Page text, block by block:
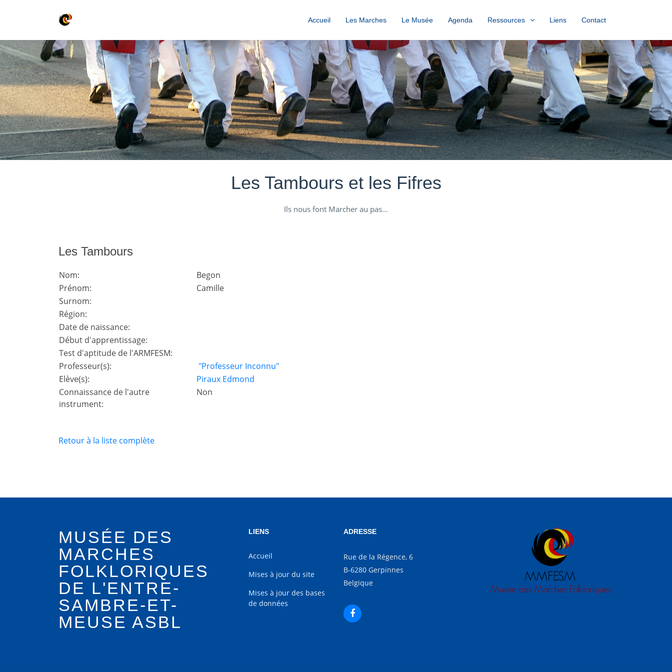
Accueil Les Marches Le Musée Agenda Ressources Liens Contact
Les Tambours et les Fifres
Ils nous font Marcher au pas...
Les Tambours
Nom:
Begon
Prénom:
Camille
Surnom:
Région:
Date de naissance:
Début d'apprentissage:
Test d'aptitude de l'ARMFESM:
Professeur(s):
"Professeur Inconnu"
Elève(s):
Piraux Edmond
Connaissance de l'autre
instrument:
Non
Retour à la liste complète
MUSÉE DES
MARCHES
FOLKLORIQUES
DE L'ENTRE-
SAMBRE-ET-
MEUSE ASBL
LIENS
Accueil
Mises à jour du site
Mises à jour des bases
de données
ADRESSE
Rue de la Régence, 6
B-6280 Gerpinnes
Belgique